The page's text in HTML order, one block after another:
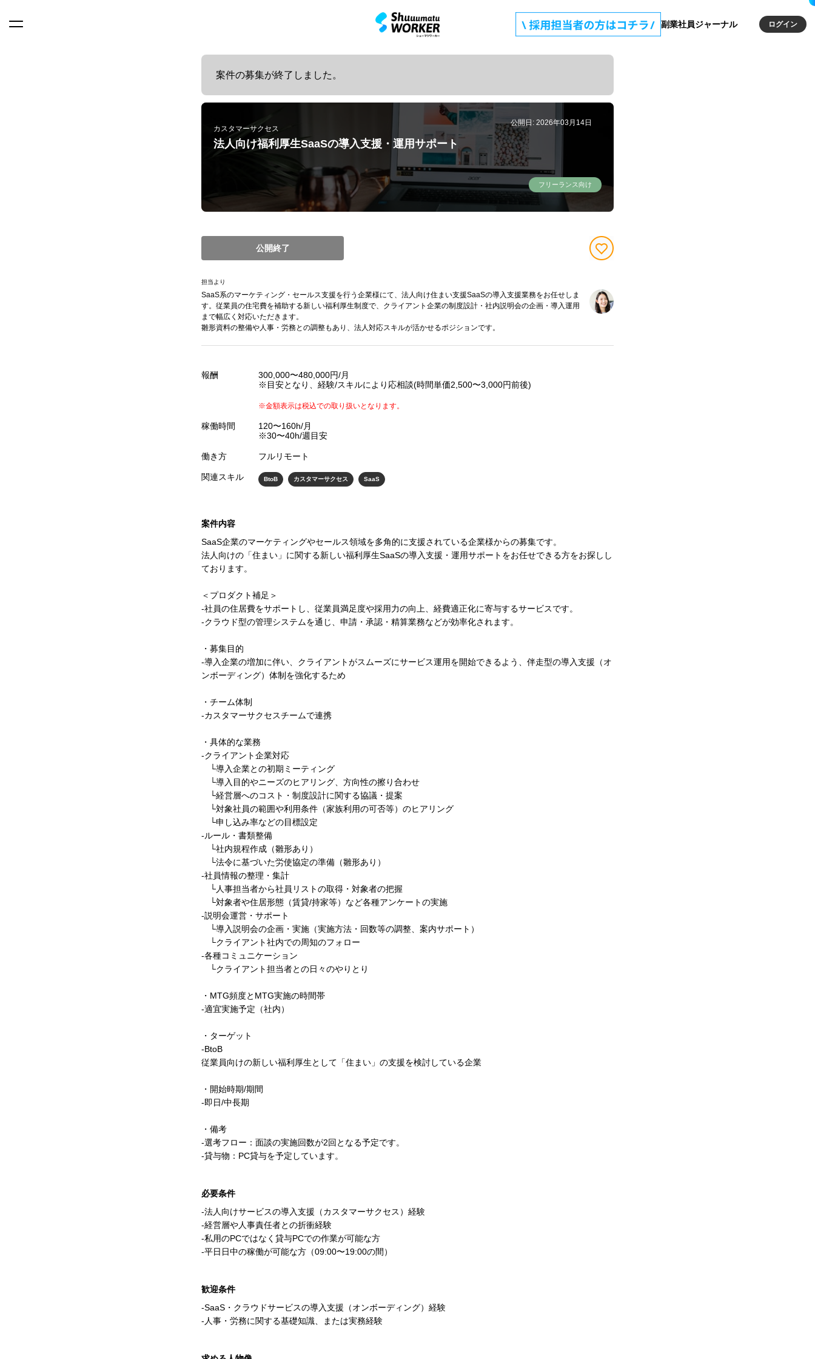
副業社員ジャーナル ログイン
案件の募集が終了しました。
カスタマーサクセス
法人向け福利厚生SaaSの導入支援・運用サポート
公開日: 2026年03月14日
フリーランス向け
公開終了
担当より
SaaS系のマーケティング・セールス支援を行う企業様にて、法人向け住まい支援SaaSの導入支援業務をお任せしま
す。従業員の住宅費を補助する新しい福利厚生制度で、クライアント企業の制度設計・社内説明会の企画・導入運用
まで幅広く対応いただきます。
雛形資料の整備や人事・労務との調整もあり、法人対応スキルが活かせるポジションです。
報酬
300,000〜480,000円/月
※目安となり、経験/スキルにより応相談(時間単価2,500〜3,000円前後)
※金額表示は税込での取り扱いとなります。
稼働時間
120〜160h/月
※30〜40h/週目安
働き方 フルリモート
関連スキル BtoB カスタマーサクセス SaaS
案件内容
SaaS企業のマーケティングやセールス領域を多角的に支援されている企業様からの募集です。
法人向けの「住まい」に関する新しい福利厚生SaaSの導入支援・運用サポートをお任せできる方をお探しし
ております。
＜プロダクト補足＞
-社員の住居費をサポートし、従業員満足度や採用力の向上、経費適正化に寄与するサービスです。
-クラウド型の管理システムを通じ、申請・承認・精算業務などが効率化されます。
・募集目的
-導入企業の増加に伴い、クライアントがスムーズにサービス運用を開始できるよう、伴走型の導入支援（オ
ンボーディング）体制を強化するため
・チーム体制
-カスタマーサクセスチームで連携
・具体的な業務
-クライアント企業対応
└導入企業との初期ミーティング
└導入目的やニーズのヒアリング、方向性の擦り合わせ
└経営層へのコスト・制度設計に関する協議・提案
└対象社員の範囲や利用条件（家族利用の可否等）のヒアリング
└申し込み率などの目標設定
-ルール・書類整備
└社内規程作成（雛形あり）
└法令に基づいた労使協定の準備（雛形あり）
-社員情報の整理・集計
└人事担当者から社員リストの取得・対象者の把握
└対象者や住居形態（賃貸/持家等）など各種アンケートの実施
-説明会運営・サポート
└導入説明会の企画・実施（実施方法・回数等の調整、案内サポート）
└クライアント社内での周知のフォロー
-各種コミュニケーション
└クライアント担当者との日々のやりとり
・MTG頻度とMTG実施の時間帯
-適宜実施予定（社内）
・ターゲット
-BtoB
従業員向けの新しい福利厚生として「住まい」の支援を検討している企業
・開始時期/期間
-即日/中長期
・備考
-選考フロー：面談の実施回数が2回となる予定です。
-貸与物：PC貸与を予定しています。
必要条件
-法人向けサービスの導入支援（カスタマーサクセス）経験
-経営層や人事責任者との折衝経験
-私用のPCではなく貸与PCでの作業が可能な方
-平日日中の稼働が可能な方（09:00〜19:00の間）
歓迎条件
-SaaS・クラウドサービスの導入支援（オンボーディング）経験
-人事・労務に関する基礎知識、または実務経験